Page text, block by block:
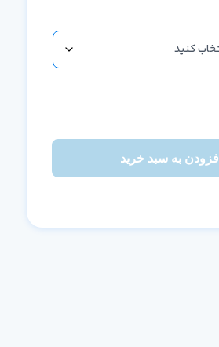
افزودن به سبد خرید